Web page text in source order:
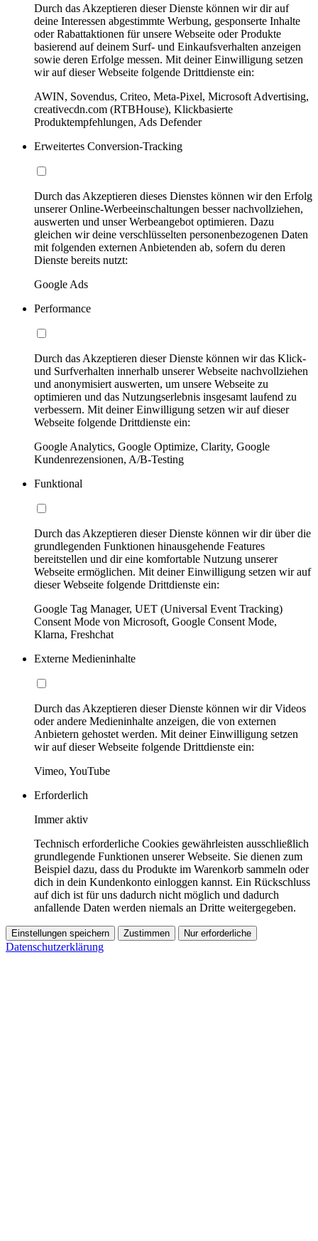
Durch das Akzeptieren dieser Dienste können wir dir auf
deine Interessen abgestimmte Werbung, gesponserte Inhalte
oder Rabattaktionen für unsere Webseite oder Produkte
basierend auf deinem Surf- und Einkaufsverhalten anzeigen
sowie deren Erfolge messen. Mit deiner Einwilligung setzen
wir auf dieser Webseite folgende Drittdienste ein:
AWIN, Sovendus, Criteo, Meta-Pixel, Microsoft Advertising,
creativecdn.com (RTBHouse), Klickbasierte
Produktempfehlungen, Ads Defender
Erweitertes Conversion-Tracking
Durch das Akzeptieren dieses Dienstes können wir den Erfolg
unserer Online-Werbeeinschaltungen besser nachvollziehen,
auswerten und unser Werbeangebot optimieren. Dazu
gleichen wir deine verschlüsselten personenbezogenen Daten
mit folgenden externen Anbietenden ab, sofern du deren
Dienste bereits nutzt:
Google Ads
Performance
Durch das Akzeptieren dieser Dienste können wir das Klick-
und Surfverhalten innerhalb unserer Webseite nachvollziehen
und anonymisiert auswerten, um unsere Webseite zu
optimieren und das Nutzungserlebnis insgesamt laufend zu
verbessern. Mit deiner Einwilligung setzen wir auf dieser
Webseite folgende Drittdienste ein:
Google Analytics, Google Optimize, Clarity, Google
Kundenrezensionen, A/B-Testing
Funktional
Durch das Akzeptieren dieser Dienste können wir dir über die
grundlegenden Funktionen hinausgehende Features
bereitstellen und dir eine komfortable Nutzung unserer
Webseite ermöglichen. Mit deiner Einwilligung setzen wir auf
dieser Webseite folgende Drittdienste ein:
Google Tag Manager, UET (Universal Event Tracking)
Consent Mode von Microsoft, Google Consent Mode,
Klarna, Freshchat
Externe Medieninhalte
Durch das Akzeptieren dieser Dienste können wir dir Videos
oder andere Medieninhalte anzeigen, die von externen
Anbietern gehostet werden. Mit deiner Einwilligung setzen
wir auf dieser Webseite folgende Drittdienste ein:
Vimeo, YouTube
Erforderlich
Immer aktiv
Technisch erforderliche Cookies gewährleisten ausschließlich
grundlegende Funktionen unserer Webseite. Sie dienen zum
Beispiel dazu, dass du Produkte im Warenkorb sammeln oder
dich in dein Kundenkonto einloggen kannst. Ein Rückschluss
auf dich ist für uns dadurch nicht möglich und dadurch
anfallende Daten werden niemals an Dritte weitergegeben.
Einstellungen speichern Zustimmen Nur erforderliche
Datenschutzerklärung